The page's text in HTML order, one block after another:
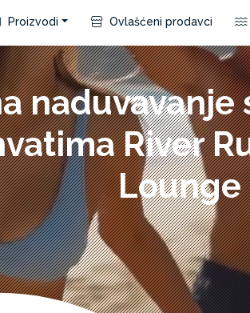
Proizvodi Ovlašćeni prodavci
naduvavanje
River
Lounge